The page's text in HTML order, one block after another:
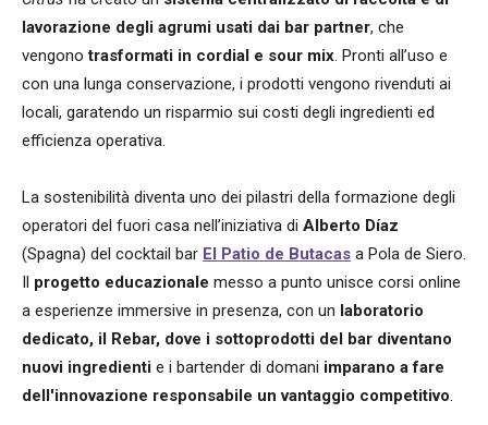
lavorazione degli agrumi usati dai bar partner, che
vengonotrasformati in cordial e sour mix. Pronti all’uso e
con una lunga conservazione, i prodotti vengono rivenduti ai
locali, garatendo un risparmio sui costi degli ingredienti ed
efficienza operativa.
La sostenibilità diventa uno dei pilastri della formazione degli
operatori del fuori casa nell’iniziativa di Alberto Díaz
(Spagna) del cocktail bar El Patio de Butacas a Pola de Siero.
Il progetto educazionale messo a punto unisce corsi online
a esperienze immersive in presenza, con un laboratorio
dedicato, il Rebar, dove i sottoprodotti del bar diventano
nuovi ingredienti e i bartender di domani imparano a fare
dell'innovazione responsabile un vantaggio competitivo.